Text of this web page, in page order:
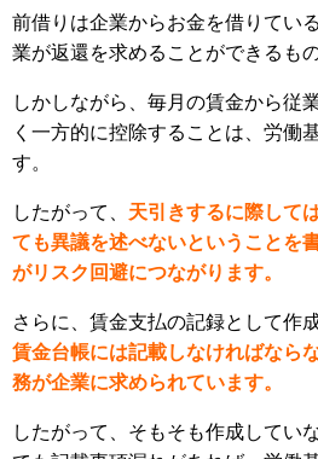
前借りは企業からお金を借りてい
業が返還を求めることができるもの
しかしながら、毎月の賃金から従
く一方的に控除することは、労働
す。
したがって、 天引きするに際して
ても異議を述べないということを
がリスク回避につながります。
さらに、賃金支払の記録として作
賃金台帳には記載しなければなら
務が企業に求められています。
したがって、そもそも作成してい